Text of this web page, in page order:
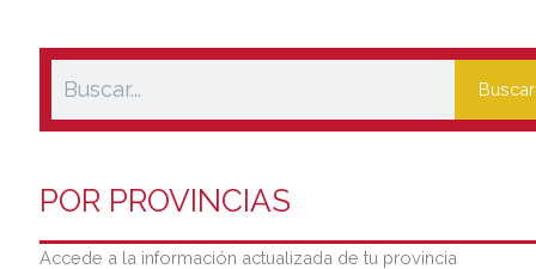
Buscar
POR PROVINCIAS
Accede a la información actualizada de tu provincia